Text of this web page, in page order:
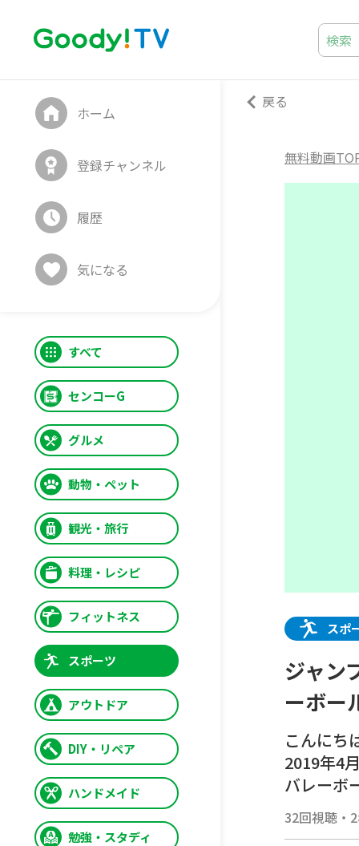
ホーム
登録チャンネル
履歴
気になる
すべて
センコーG
グルメ
動物・ペット
観光・旅行
料理・レシピ
フィットネス
スポーツ
アウトドア
DIY・リペア
ハンドメイド
勉強・スタディ
戻る
無料動画
スポ
ジャン
ーボー
こんにち
2019年4
バレーボ
私たちの
嬉しいで
32回視聴 ・